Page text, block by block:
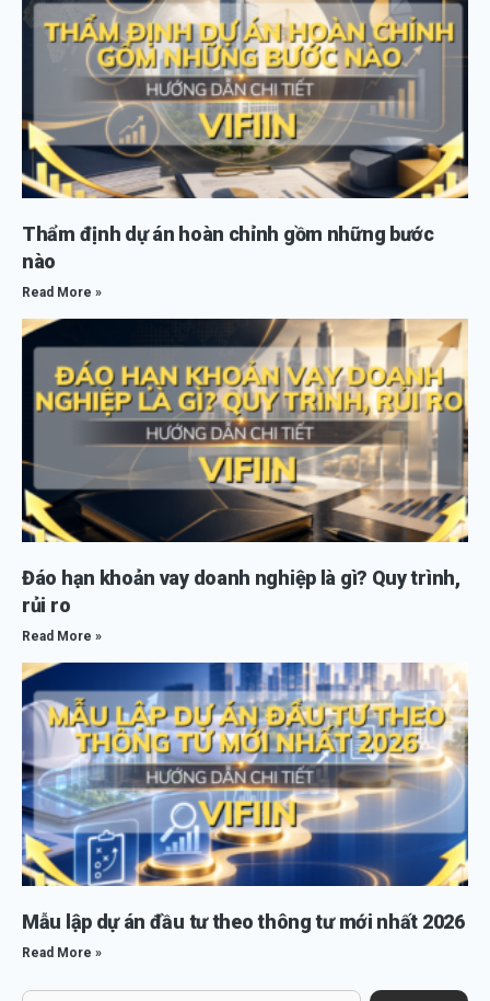
Thẩm định dự án hoàn chỉnh gồm những bước
nào
Read More »
Đáo hạn khoản vay doanh nghiệp là gì? Quy trình,
rủi ro
Read More »
Mẫu lập dự án đầu tư theo thông tư mới nhất 2026
Read More »